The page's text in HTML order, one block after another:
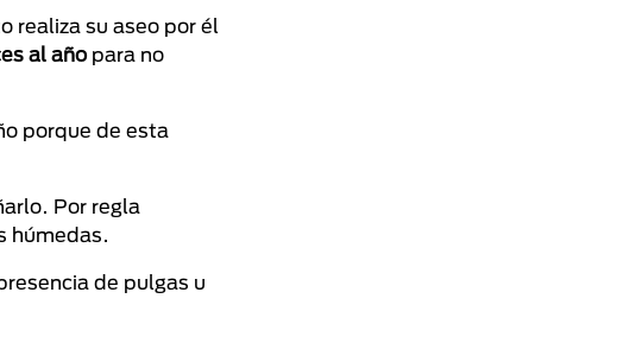
realiza su aseo por él
al añopara no
porque de esta
Por regla
húmedas.
de pulgas u